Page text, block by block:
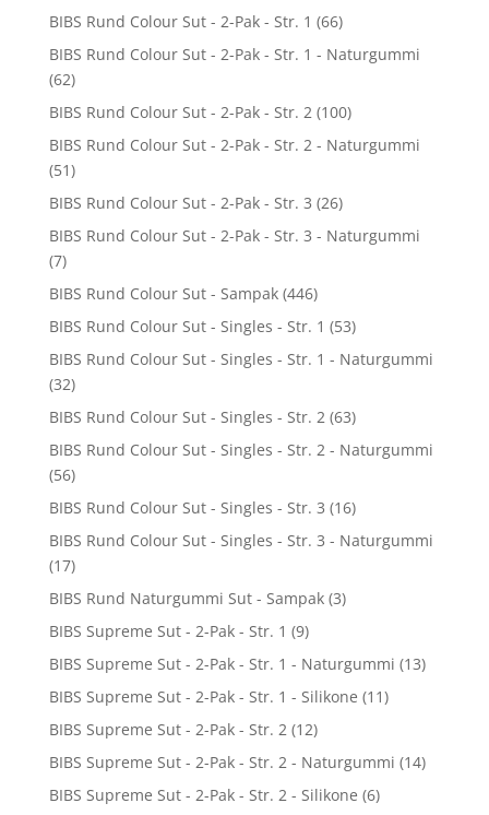
BIBS Rund Colour Sut - 2-Pak - Str. 1 (66)
BIBS Rund Colour Sut - 2-Pak - Str. 1 - Naturgummi
(62)
BIBS Rund Colour Sut - 2-Pak - Str. 2 (100)
BIBS Rund Colour Sut - 2-Pak - Str. 2 - Naturgummi
(51)
BIBS Rund Colour Sut - 2-Pak - Str. 3 (26)
BIBS Rund Colour Sut - 2-Pak - Str. 3 - Naturgummi
(7)
BIBS Rund Colour Sut - Sampak (446)
BIBS Rund Colour Sut - Singles - Str. 1 (53)
BIBS Rund Colour Sut - Singles - Str. 1 - Naturgummi
(32)
BIBS Rund Colour Sut - Singles - Str. 2 (63)
BIBS Rund Colour Sut - Singles - Str. 2 - Naturgummi
(56)
BIBS Rund Colour Sut - Singles - Str. 3 (16)
BIBS Rund Colour Sut - Singles - Str. 3 - Naturgummi
(17)
BIBS Rund Naturgummi Sut - Sampak (3)
BIBS Supreme Sut - 2-Pak - Str. 1 (9)
BIBS Supreme Sut - 2-Pak - Str. 1 - Naturgummi (13)
BIBS Supreme Sut - 2-Pak - Str. 1 - Silikone (11)
BIBS Supreme Sut - 2-Pak - Str. 2 (12)
BIBS Supreme Sut - 2-Pak - Str. 2 - Naturgummi (14)
BIBS Supreme Sut - 2-Pak - Str. 2 - Silikone (6)